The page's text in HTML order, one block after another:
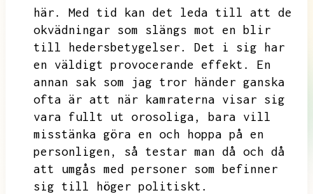
här.
Med tid kan det leda till att de
okvädningar som slängs mot en blir
till hedersbetygelser.
Det i sig har
en väldigt provocerande effekt.
En
annan sak som jag tror händer ganska
ofta är att när kamraterna visar sig
vara fullt ut orosoliga,
bara vill
misstänka göra en och hoppa på en
personligen,
så testar man då och då
att umgås med personer som befinner
sig till höger politiskt.